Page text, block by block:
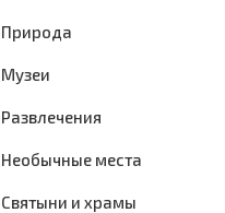
Природа
Музеи
Развлечения
Необычные места
Святыни и храмы